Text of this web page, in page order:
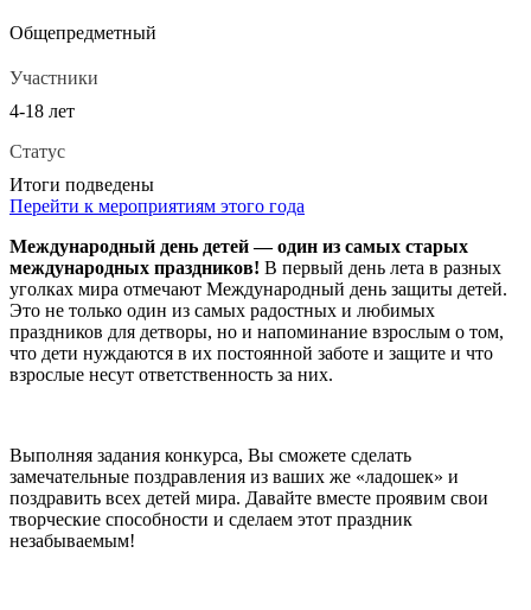
Общепредметный
Участники
4-18 лет
Статус
Итоги подведены
Перейти к мероприятиям этого года
Международный день детей — один из самых старых
международных праздников! В первый день лета в разных
уголках мира отмечают Международный день защиты детей.
Это не только один из самых радостных и любимых
праздников для детворы, но и напоминание взрослым о том,
что дети нуждаются в их постоянной заботе и защите и что
взрослые несут ответственность за них.
Выполняя задания конкурса, Вы сможете сделать
замечательные поздравления из ваших же «ладошек» и
поздравить всех детей мира. Давайте вместе проявим свои
творческие способности и сделаем этот праздник
незабываемым!